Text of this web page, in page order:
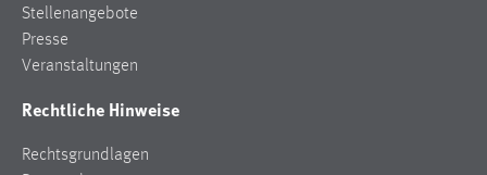
Stellenangebote
Presse
Veranstaltungen
Rechtliche Hinweise
Rechtsgrundlagen
_pk_ref, _pk_cvar, _pk_id, _pk_ses
Zweck: